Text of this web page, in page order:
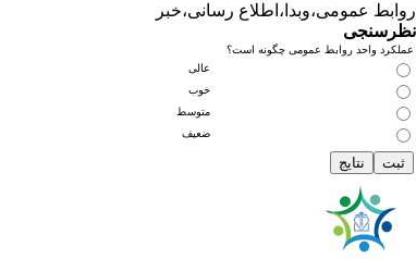
روابط عمومی،وبدا،اطلاع رسانی،خبر
نظرسنجی
عملکرد واحد روابط عمومی چگونه است؟
عالی
خوب
متوسط
ضعیف